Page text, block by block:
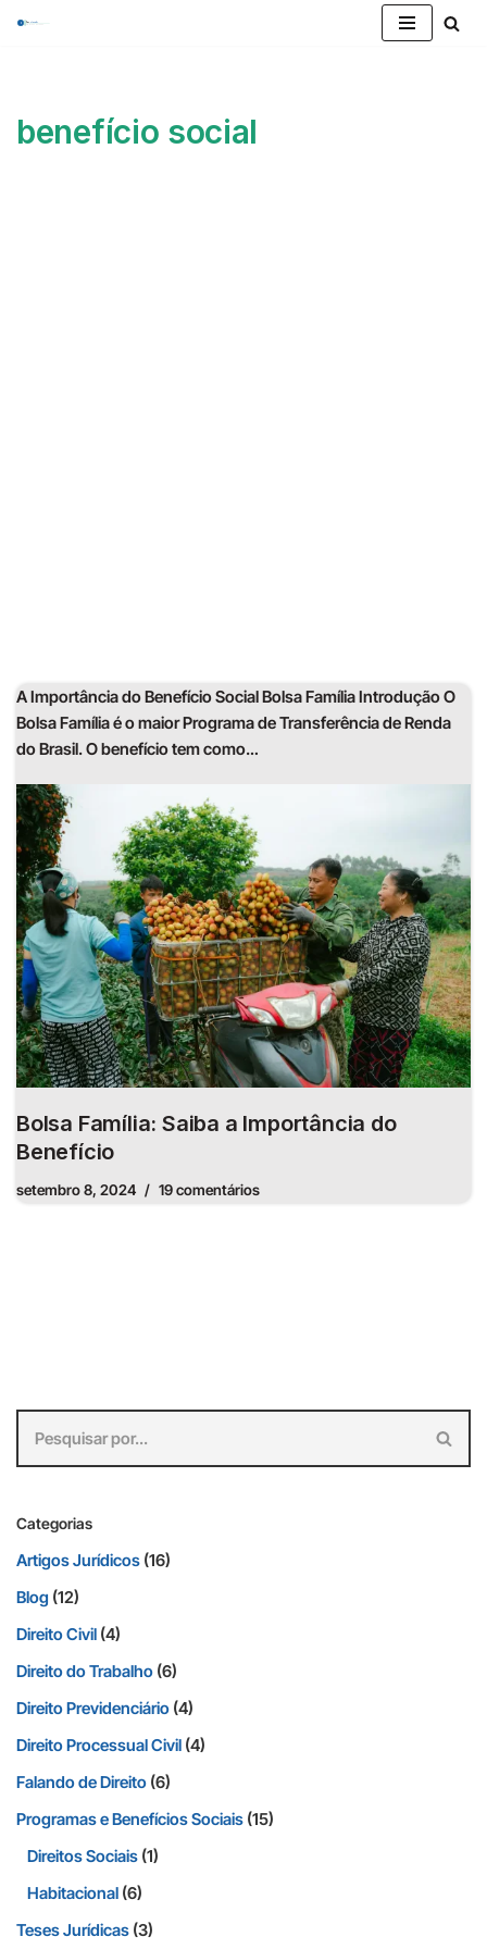
conteúdo
benefício social
A Importância do Benefício Social Bolsa Família Introdução O
Bolsa Família é o maior Programa de Transferência de Renda
do Brasil. O benefício tem como…
Bolsa Família: Saiba a Importância do
Benefício
setembro 8, 2024 19 comentários
Categorias
Artigos Jurídicos (16)
Blog (12)
Direito Civil (4)
Direito do Trabalho (6)
Direito Previdenciário (4)
Direito Processual Civil (4)
Falando de Direito (6)
Programas e Benefícios Sociais (15)
Direitos Sociais (1)
Habitacional (6)
Teses Jurídicas (3)